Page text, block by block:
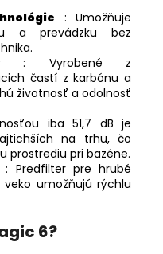
: Umožňuje
a prevádzku bez
: Vyrobené z
častí z karbónu a
životnosť a odolnosť
iba 51,7 dB je
na trhu, čo
prostrediu pri bazéne.
: Predfilter pre hrubé
umožňujú rýchlu
6?